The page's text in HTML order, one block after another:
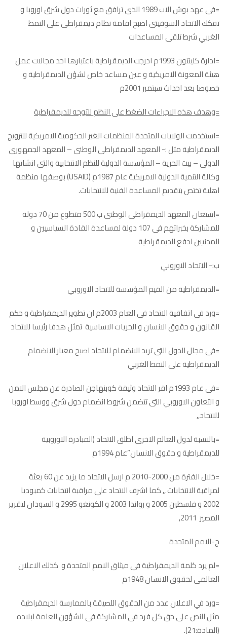
=فى عهد بوش الاب 1989 الذى ترافق مع ثورات دول شرق اوروبا و
تفكك الاتحاد السوفيتى اصبح اقامة نظام ديمقراطى على النمط
الغربي شرط تلقى المساعدات
=ادارة كلينتون 1993م ادرجت الديمقراطية باعتبارها احد مجالات عمل
هيئة المعونة الامريكية و عين مساعد خاص لشؤن الديمقراطية و
خصوصا بعد احداث سبتمبر 2001م
=وهدف هذه الاجراءات الضغط على النظم للتوجه للديمقراطية
=استخدمت الولايات المتحدة المنظمات الغير الحكومية الامريكية للترويج
الديمقراطية مثل :- المعهد الديمقراطى الوطنى – المعهد الجمهورى
الدولى – بيت الحرية – المؤسسة الدولية للنظم الانتخابية والتى انشاتها
وكالة التنمية الدولية الامريكية عام 1987م (USAID) بوصفها منظمة
اهلية تختص بتقديم المساعدة الفنية للانتخابات.
=استعان المعهد الديمقراطى الوطنى ب 500 متطوع من 70 دولة
للمشاركة بخبراتهم فى 107 دولة لمساعدة القادة السياسيين و
المدنيين لدفع الديمقراطية
ب:- الاتحاد الاوروبي
=الديمقراطية من القيم المؤسسة للاتحاد الاوروبي
=ورد فى اتفاقية الاتحاد فى العام 2003م ان تطوير الديمقراطية و حكم
القانون و حقوق الانسان و الحريات الاساسية تمثل هدفا رئيسا للاتحاد
=فى مجال الدول التى تريد الانضمام للاتحاد اصبح معيار الانضمام
الديمقراطية على النمط الغربي
=فى عام 1993م اقر الاتحاد وثيقة كوبنهاجن الصادرة عن مجلس الامن
و التعاون الاوروبي التى تتضمن شروط انضمام دول شرق ووسط اوروبا
للاتحاد,,
=بالنسبة لدول العالم الاخرى اطلق الاتحاد (المبادرة الاوروبية
للديمقراطية و حقوق الانسان”عام 1994م
=خلال الفترة من 2000-2010 م ارسل الاتحاد ما يزيد عن 60 بعثة
لمراقبة الانتخابات ,, كما اشرف الاتحاد على مراقبة انتخابات كمبوديا
2002 و فلسطين 2005 و رواندا 2003 و الكونغو 2995 و السودان لتقرير
المصير 2011,
ج-الامم المتحدة
=لم يرد كلمة الديمقراطية فى ميثاق الامم المتحدة و كذلك الاعلان
العالمى لحقوق الانسان 1948م
=ورد في الاعلان عدد من الحقوق اللصيقة بالممارسة الديمقراطية
مثل النص على حق كل فرد فى المشاركة فى الشؤون العامة لبلاده
(المادة:21).